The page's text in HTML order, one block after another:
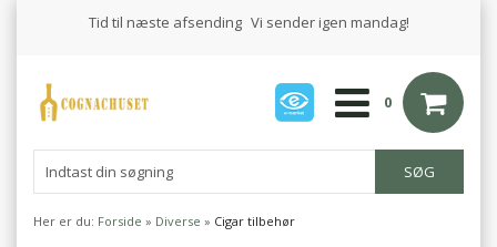
Tid til næste afsending Vi sender igen mandag!
0
Her er du: Forside » Diverse » Cigar tilbehør